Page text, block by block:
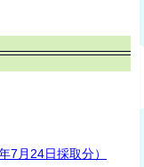
7月24日採取分）